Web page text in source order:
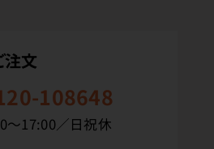
注文
108648
〜17:00／日祝休